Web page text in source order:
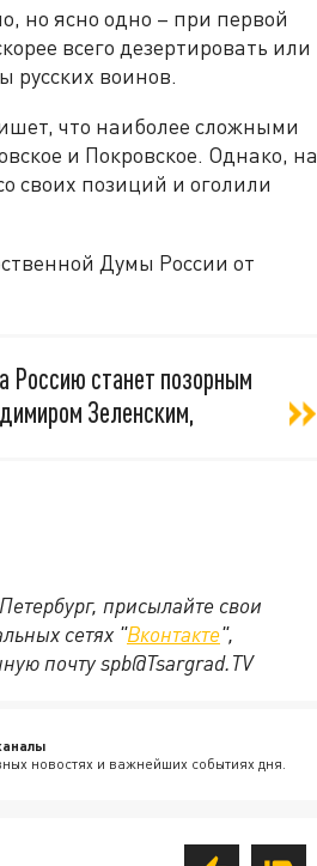
но ясно одно – при первой
всего дезертировать или
русских воинов.
что наиболее сложными
и Покровское. Однако, на
своих позиций и оголили
Думы России от
Россию станет позорным
Зеленским,
присылайте свои
сетях "Вконтакте",
почту spb@Tsargrad.TV
новостях и важнейших событиях дня.